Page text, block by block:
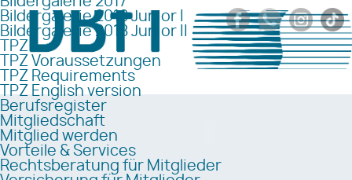
Bildergalerie 2018 Junior I
Bildergalerie 2018 Junior II
TPZ
TPZ Voraussetzungen
TPZ Requirements
TPZ English version
Berufsregister
Mitgliedschaft
Mitglied werden
Vorteile & Services
Rechtsberatung für Mitglieder